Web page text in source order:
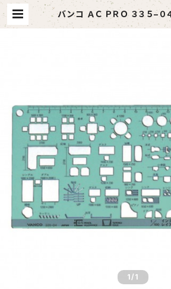
バンコ ＡＣ ＰＲＯ ３３５−０４ | vand
aful （バンダフル）
1 /1